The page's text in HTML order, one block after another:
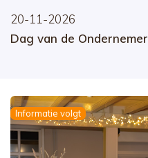
20-11-2026
Dag van de Ondernemer
Informatie volgt